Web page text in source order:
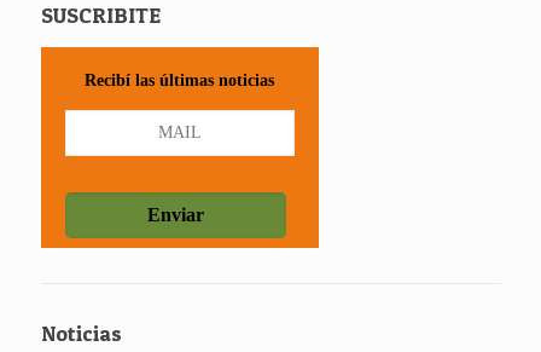
SUSCRIBITE
Recibí las últimas noticias
Noticias